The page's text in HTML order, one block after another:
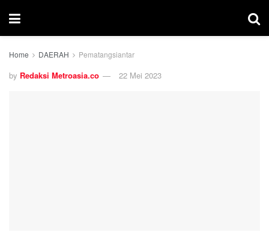
Home DAERAH Pematangsiantar
by Redaksi Metroasia.co 22 Mei 2023